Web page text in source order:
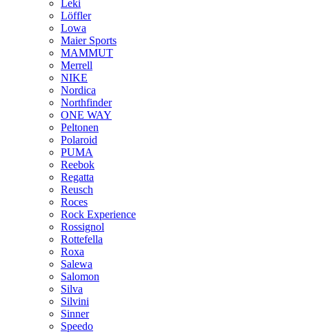
Leki
Löffler
Lowa
Maier Sports
MAMMUT
Merrell
NIKE
Nordica
Northfinder
ONE WAY
Peltonen
Polaroid
PUMA
Reebok
Regatta
Reusch
Roces
Rock Experience
Rossignol
Rottefella
Roxa
Salewa
Salomon
Silva
Silvini
Sinner
Speedo